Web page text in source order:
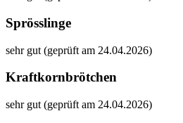
Sprösslinge
sehr gut (geprüft am 24.04.2026)
Kraftkornbrötchen
sehr gut (geprüft am 24.04.2026)